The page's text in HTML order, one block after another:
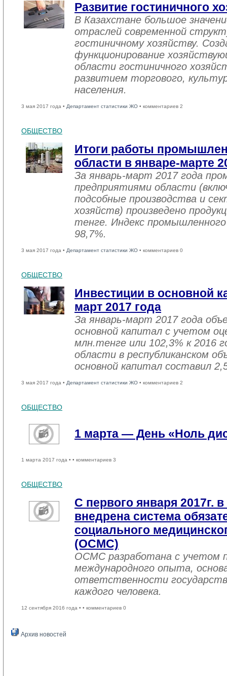
Развитие гостиничного
В Казахстане большое
отраслей современной
гостиничному хозяйству.
функционирование
области гостиничного
развитием торгового,
населения.
3 мая 2017 года • Департамент статистики ЖО • комментариев 2
ОБЩЕСТВО
Итоги работы
области в январе-марте
За январь-март 2017 года
предприятиями области
подсобные производства и
хозяйств) произведено
тенге. Индекс
98,7%.
3 мая 2017 года • Департамент статистики ЖО • комментариев 0
ОБЩЕСТВО
Инвестиции в основной
март 2017 года
За январь-март 2017 года
основной капитал с учетом
млн.тенге или 102,3% к 2016
области в республиканском
основной капитал составил
3 мая 2017 года • Департамент статистики ЖО • комментариев 2
ОБЩЕСТВО
1 марта — День «Ноль
1 марта 2017 года • • комментариев 3
ОБЩЕСТВО
С первого января 2017г.
внедрена система
социального
(ОСМС)
ОСМС разработана с учетом
международного опыта,
ответственности
каждого человека.
12 сентября 2016 года • • комментариев 0
Архив новостей